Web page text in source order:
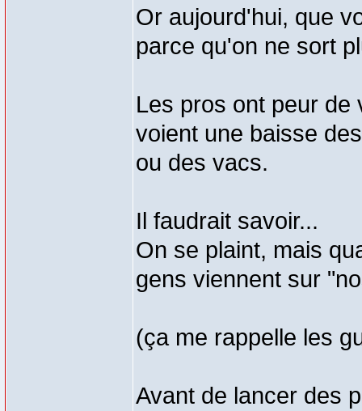
Or aujourd'hui, que
parce qu'on ne sort
Les pros ont peur de
voient une baisse
ou des vacs.
Il faudrait savoir...
On se plaint, mais
gens viennent sur
(ça me rappelle les
Avant de lancer des